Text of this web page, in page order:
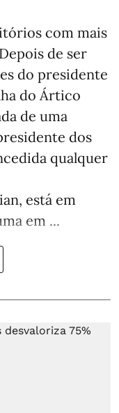
com mais
de ser
do presidente
do Ártico
de uma
dos
qualquer
está em
em ...